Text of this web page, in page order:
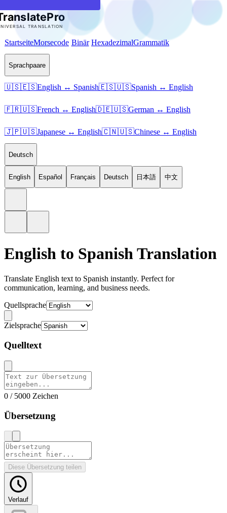
StartseiteMorsecode Binär HexadezimalGrammatik
Sprachpaare
🇺🇸🇪🇸English ↔ Spanish🇪🇸🇺🇸Spanish ↔ English
🇫🇷🇺🇸French ↔ English🇩🇪🇺🇸German ↔ English
🇯🇵🇺🇸Japanese ↔ English🇨🇳🇺🇸Chinese ↔ English
Deutsch
English Español Français Deutsch 日本語 中文
English to Spanish Translation
Translate English text to Spanish instantly. Perfect for
communication, learning, and business needs.
Quellsprache
Zielsprache
Quelltext
0 / 5000 Zeichen
Übersetzung
Diese Übersetzung teilen
Verlauf